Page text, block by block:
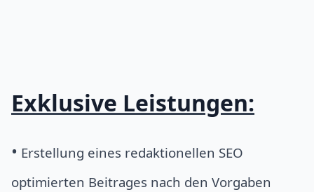
Exklusive Leistungen:
• Erstellung eines redaktionellen SEO
optimierten Beitrages nach den Vorgaben